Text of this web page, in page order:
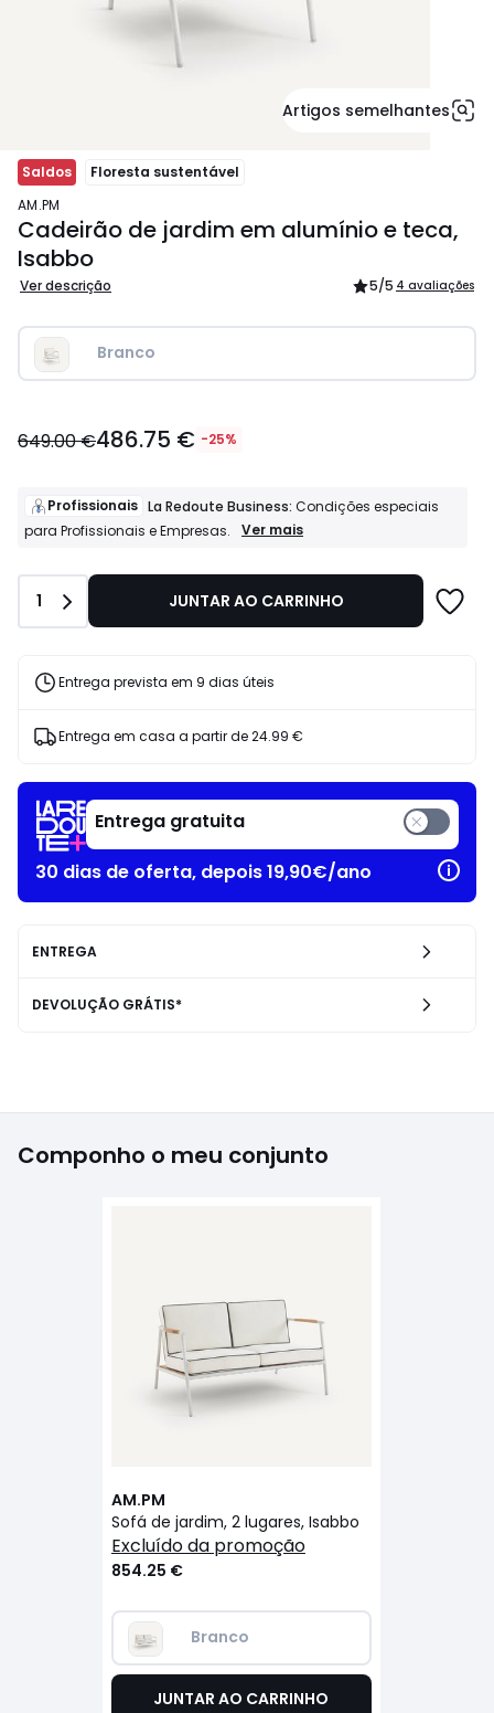
Artigos semelhantes
Saldos
Floresta sustentável
AM.PM
Cadeirão de jardim em alumínio e teca,
Isabbo
Ver descrição 5/5 4 avaliações
Branco
€
de
649.00
25%
desconto
649.00 €486.75 € -25%
Profissionais La Redoute Business: Condições especiais
para Profissionais e Empresas.
Profissionais
Condições
e
Ver mais
Quantidade
1 JUNTAR AO CARRINHO
Entrega prevista em 9 dias úteis
Entrega em casa a partir de24.99 €
Entrega gratuita
30 dias de oferta, depois 19,90€/ano
ENTREGA
DEVOLUÇÃO GRÁTIS*
Componho o meu conjunto
AM.PM
Sofá de jardim, 2 lugares, Isabbo
excluído da promoção
854.25 €
Branco
JUNTAR AO CARRINHO